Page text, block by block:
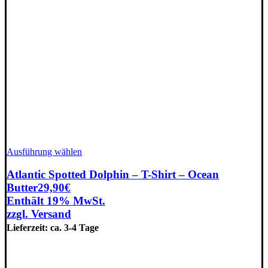
Ausführung wählen
weist
mehrere
auf.
Optionen
Atlantic Spotted Dolphin – T-Shirt – Ocean
Butter29,90€
Enthält 19% MwSt.
zzgl. Versand
Lieferzeit: ca. 3-4 Tage